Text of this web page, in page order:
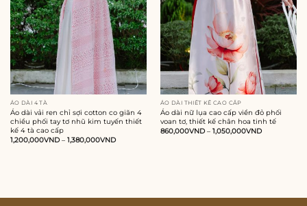
ÁO DÀI 4 TÀ
Áo dài vải ren chỉ sợi cotton co giãn 4
chiều phối tay tơ nhũ kim tuyến thiết
kế 4 tà cao cấp
1,200,000VND– 1,380,000VND
ÁO DÀI THIẾT KẾ CAO CẤP
Áo dài nữ lụa cao cấp viền đỏ phối
voan tơ, thiết kế chân hoa tinh tế
860,000VND– 1,050,000VND